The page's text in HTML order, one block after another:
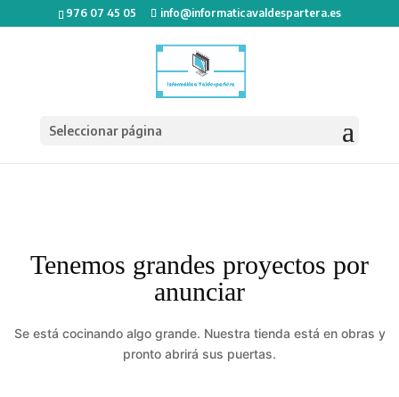
976 07 45 05 info@informaticavaldespartera.es
Seleccionar página
Tenemos grandes proyectos por
anunciar
Se está cocinando algo grande. Nuestra tienda está en obras y
pronto abrirá sus puertas.